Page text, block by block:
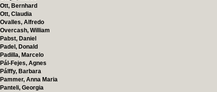
Ott, Bernhard
Ott, Claudia
Ovalles, Alfredo
Overcash, William
Pabst, Daniel
Padel, Donald
Padilla, Marcelo
Pál-Fejes, Agnes
Pálffy, Barbara
Pammer, Anna Maria
Panteli, Georgia